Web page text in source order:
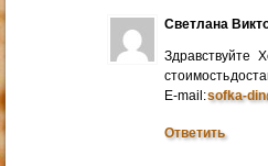
Светлана
Здравствуйте
стоимость
E-mail:sofka-
Ответить